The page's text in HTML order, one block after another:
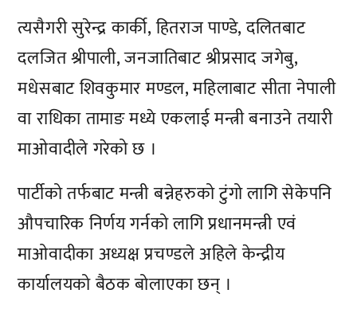
त्यसैगरी सुरेन्द्र कार्की, हितराज पाण्डे, दलितबाट
दलजित श्रीपाली, जनजातिबाट श्रीप्रसाद जगेबु,
मधेसबाट शिवकुमार मण्डल, महिलाबाट सीता नेपाली
वा राधिका तामाङ मध्ये एकलाई मन्त्री बनाउने तयारी
माओवादीले गरेको छ ।
पार्टीको तर्फबाट मन्त्री बन्नेहरुको टुंगो लागि सेकेपनि
औपचारिक निर्णय गर्नको लागि प्रधानमन्त्री एवं
माओवादीका अध्यक्ष प्रचण्डले अहिले केन्द्रीय
कार्यालयको बैठक बोलाएका छन् ।